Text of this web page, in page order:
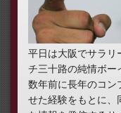
平日は大阪でサラリ
チ三十路の純情ボー
数年前に長年のコン
せた経験をもとに、